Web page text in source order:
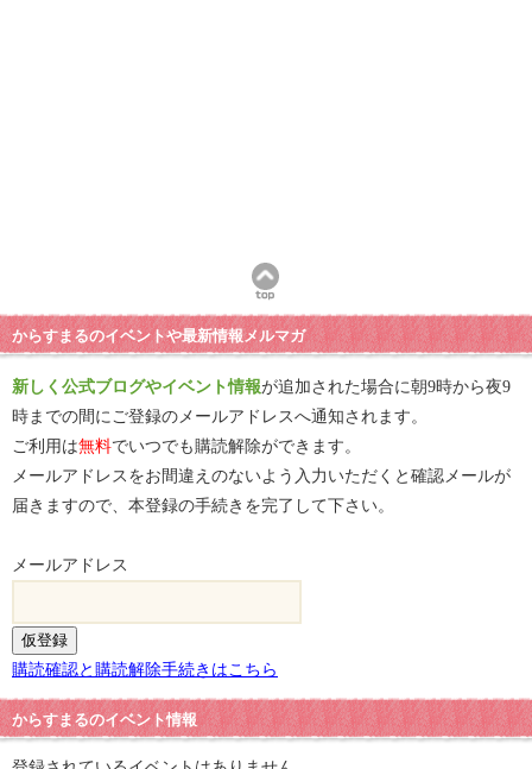
からすまるのイベントや最新情報メルマガ
新しく公式ブログやイベント情報が追加された場合に朝9時から夜9
時までの間にご登録のメールアドレスへ通知されます。
ご利用は無料でいつでも購読解除ができます。
メールアドレスをお間違えのないよう入力いただくと確認メールが
届きますので、本登録の手続きを完了して下さい。
メールアドレス
購読確認と購読解除手続きはこちら
からすまるのイベント情報